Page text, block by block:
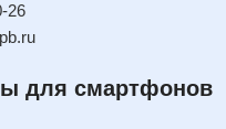
26
для смартфонов